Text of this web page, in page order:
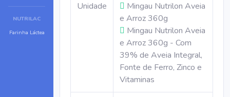
NUTRILAC
Farinha Láctea
Unidade
Mingau Nutrilon Aveia
e Arroz 360g
Mingau Nutrilon Aveia
e Arroz 360g - Com
39% de Aveia Integral,
Fonte de Ferro, Zinco e
Vitaminas